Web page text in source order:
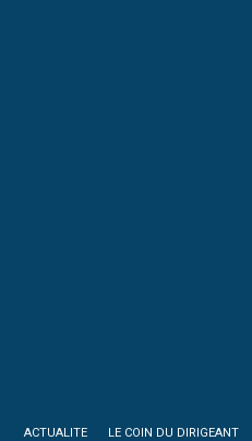
ACTUALITE LE COIN DU DIRIGEANT